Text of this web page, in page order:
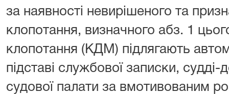
за наявності невирішеного та
клопотання, визначного абз. 1
клопотання (КДМ) підлягають
підставі службової записки,
судової палати за вмотивованим